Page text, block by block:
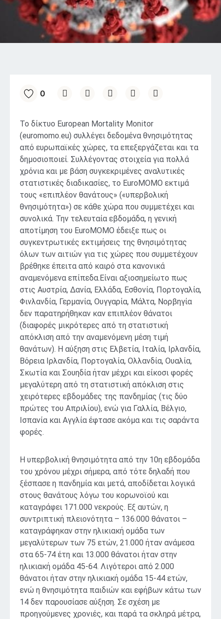
0
Το δίκτυο European Mortality Monitor
(euromomo.eu) συλλέγει δεδομένα θνησιμότητας
από ευρωπαϊκές χώρες, τα επεξεργάζεται και τα
δημοσιοποιεί. Συλλέγοντας στοιχεία για πολλά
χρόνια και με βάση συγκεκριμένες αναλυτικές
στατιστικές διαδικασίες, το EuroMOMO εκτιμά
τους «επιπλέον θανάτους» («υπερβολική
θνησιμότητα») σε κάθε χώρα που συμμετέχει και
συνολικά. Την τελευταία εβδομάδα, η γενική
αποτίμηση του EuroMOMO έδειξε πως οι
συγκεντρωτικές εκτιμήσεις της θνησιμότητας
όλων των αιτιών για τις χώρες που συμμετέχουν
βρέθηκε έπειτα από καιρό στα κανονικά
αναμενόμενα επίπεδα.Είναι αξιοσημείωτο πως
στις Αυστρία, Δανία, Ελλάδα, Εσθονία, Πορτογαλία,
Φινλανδία, Γερμανία, Ουγγαρία, Μάλτα, Νορβηγία
δεν παρατηρήθηκαν καν επιπλέον θάνατοι
(διαφορές μικρότερες από τη στατιστική
απόκλιση από την αναμενόμενη μέση τιμή
θανάτων). Η αύξηση στις Ελβετία, Ιταλία, Ιρλανδία,
Βόρεια Ιρλανδία, Πορτογαλία, Ολλανδία, Ουαλία,
Σκωτία και Σουηδία ήταν μέχρι και είκοσι φορές
μεγαλύτερη από τη στατιστική απόκλιση στις
χειρότερες εβδομάδες της πανδημίας (τις δύο
πρώτες του Απριλίου), ενώ για Γαλλία, Βέλγιο,
Ισπανία και Αγγλία έφτασε ακόμα και τις σαράντα
φορές.
Η υπερβολική θνησιμότητα από την 10η εβδομάδα
του χρόνου μέχρι σήμερα, από τότε δηλαδή που
ξέσπασε η πανδημία και μετά, αποδίδεται λογικά
στους θανάτους λόγω του κορωνοϊού και
καταγράφει 171.000 νεκρούς. Εξ αυτών, η
συντριπτική πλειονότητα – 136.000 θάνατοι –
καταγράφηκαν στην ηλικιακή ομάδα των
μεγαλύτερων των 75 ετών, 21.000 ήταν ανάμεσα
στα 65-74 έτη και 13.000 θάνατοι ήταν στην
ηλικιακή ομάδα 45-64. Λιγότεροι από 2.000
θάνατοι ήταν στην ηλικιακή ομάδα 15-44 ετών,
ενώ η θνησιμότητα παιδιών και εφήβων κάτω των
14 δεν παρουσίασε αύξηση. Σε σχέση με
προηγούμενες χρονιές, και παρά τα σκληρά μέτρα,